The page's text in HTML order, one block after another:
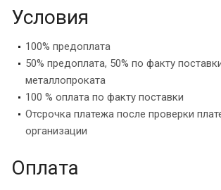
Условия
100% предоплата
50% предоплата, 50% по факту
металлопроката
100 % оплата по факту поставки
Отсрочка платежа после проверки
организации
Оплата